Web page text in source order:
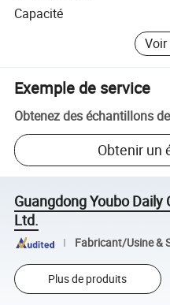
Capacité
Voir
Exemple de service
Obtenez des échantillons de
Obtenir un
Guangdong Youbo
Ltd.
Fabricant/Usine &
Plus de produits